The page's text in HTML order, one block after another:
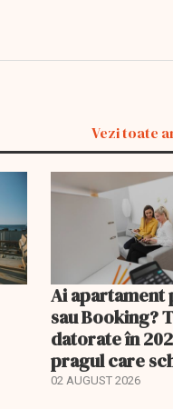
Vezi toate
Ai apartament
sau Booking?
datorate în
pragul care
regimul fiscal
02 AUGUST 2026